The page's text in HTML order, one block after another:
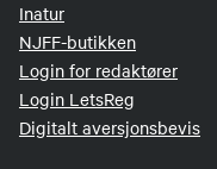
Inatur
NJFF-butikken
Login for redaktører
Login LetsReg
Digitalt aversjonsbevis